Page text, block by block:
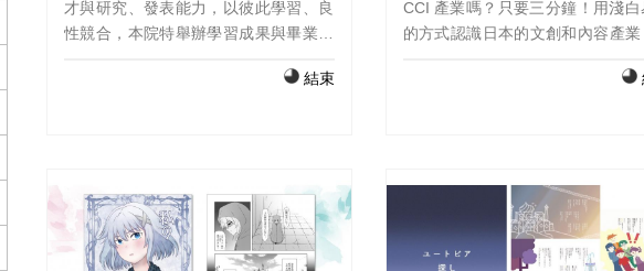
才與研究、發表能力，以彼此學習、良
性競合，本院特舉辦學習成果與畢業專
學年度第1學期外語學院主管會議討論
12:00~15:30，假輔仁大學外語學院德
芳外語大樓舉行。
結束
CCI 產業嗎？只要三分鐘！用淺白
的方式認識日本的文創和內容產業
發展和興衰，以趣味十足的動畫